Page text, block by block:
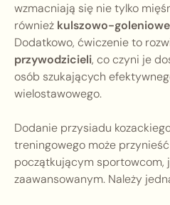
wzmacniają się nie tylko
również kulszowo-goleniowe
Dodatkowo, ćwiczenie to
przywodzicieli, co czyni je
osób szukających
wielostawowego.
Dodanie przysiadu
treningowego może
początkującym sportowcom,
zaawansowanym. Należy